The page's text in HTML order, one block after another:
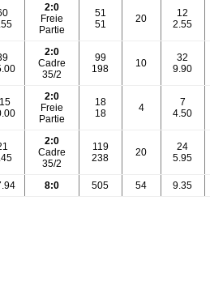
2:0
Freie
Partie
51
51
20
12
2.55
2:0
Cadre
35/2
99
198
10
32
9.90
2:0
Freie
Partie
18
18
4
7
4.50
2:0
Cadre
35/2
119
238
20
24
5.95
8:0 505 54 9.35